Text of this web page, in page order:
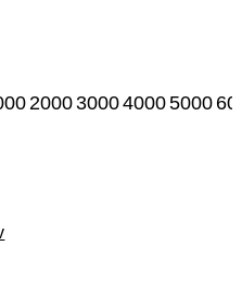
2000300040005000